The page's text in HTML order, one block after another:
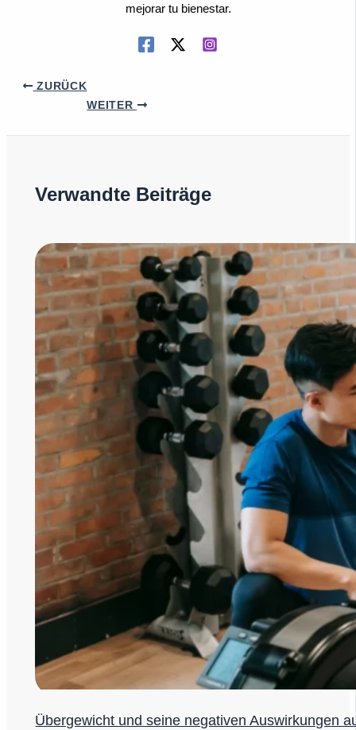
mejorar tu bienestar.
ZURÜCK
WEITER
Verwandte Beiträge
Übergewicht und seine negativen Auswirkungen